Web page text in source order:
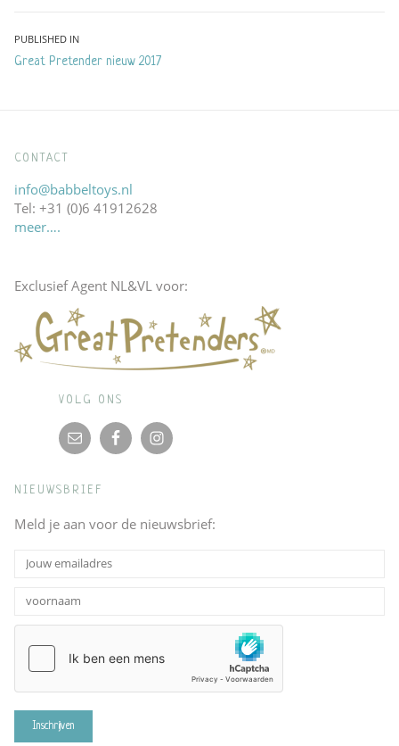
Bericht
navigatie
PUBLISHED IN
Great Pretender nieuw 2017
CONTACT
info@babbeltoys.nl
Tel: +31 (0)6 41912628
meer….
Exclusief Agent NL&VL voor:
VOLG ONS
NIEUWSBRIEF
Meld je aan voor de nieuwsbrief: